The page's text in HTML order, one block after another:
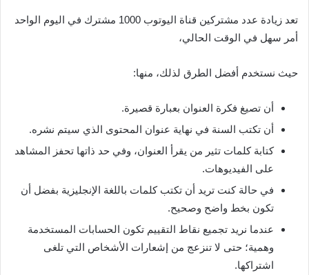
تعد زيادة عدد مشتركين قناة اليوتوب 1000 مشترك في اليوم الواحد
أمر سهل في الوقت الحالي،
حيث نستخدم أفضل الطرق لذلك، منها:
أن تصيغ فكرة العنوان بعبارة قصيرة.
أن تكتب السنة في نهاية عنوان المحتوى الذي سيتم نشره.
كتابة كلمات تثير من يقرأ العنوان، وفي حد ذاتها تحفز المشاهد
على الفيديوهات.
في حالة كنت تريد أن تكتب كلمات باللغة الإنجليزية بفضل أن
تكون بخط واضح وصحيح.
عندما نريد تجميع نقاط التقييم تكون الحسابات المستخدمة
وهمية؛ حتى لا تنزعج من إشعارات الأشخاص التي تلغى
اشتراكها.